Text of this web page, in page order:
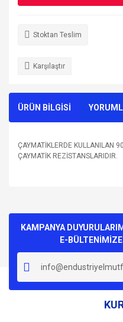
Stoktan Teslim
Karşılaştır
ÜRÜN BİLGİSİ
ÇAYMATİKLERDE KULLANILAN
ÇAYMATİK REZİSTANSLARIDIR.
kullanarak tarafımıza
Görüş ve önerileriniz için
Ürün resmi kalitesiz,
Ürün açıklamasında
Ürün bilgilerinde hatalar
Ürün fiyatı diğer
KAMPANYA
E-